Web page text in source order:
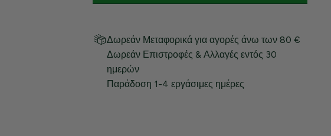
Δωρεάν Μεταφορικά για αγορές άνω των 80 €
Δωρεάν Επιστροφές & Αλλαγές εντός 30
ημερών
Παράδοση 1-4 εργάσιμες ημέρες